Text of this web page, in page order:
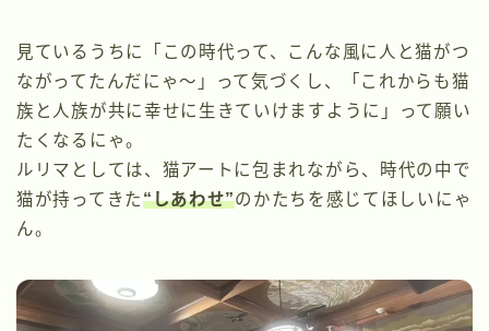
見ているうちに「この時代って、こんな風に人と猫がつ
ながってたんだにゃ〜」って気づくし、「これからも猫
族と人族が共に幸せに生きていけますように」って願い
たくなるにゃ。
ルリマとしては、猫アートに包まれながら、時代の中で
猫が持ってきた“しあわせ”のかたちを感じてほしいにゃ
ん。